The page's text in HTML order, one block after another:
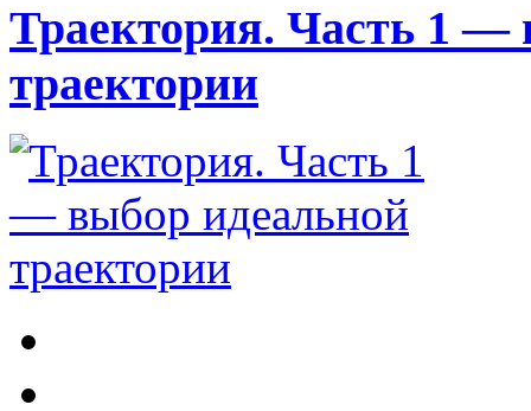
Траектория. Часть 1 —
траектории